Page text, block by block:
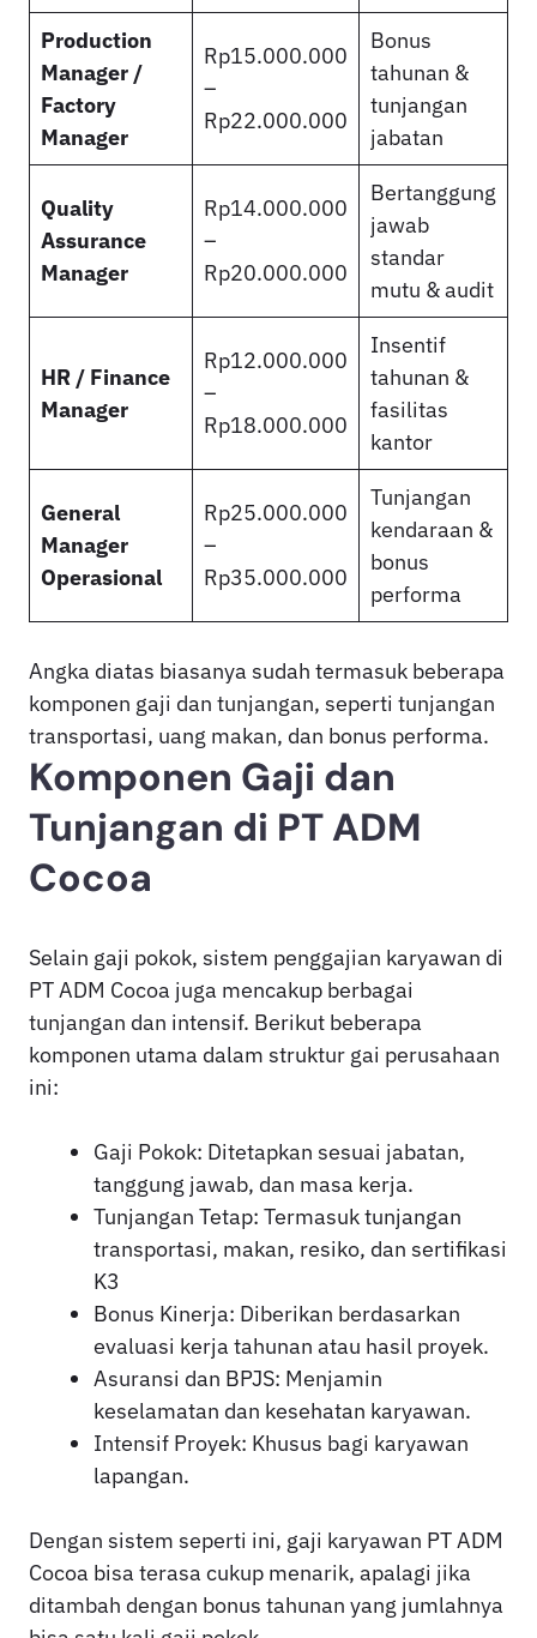
Production
Manager /
Factory
Manager
Rp15.000.000
–
Rp22.000.000
Bonus
tahunan &
tunjangan
jabatan
Quality
Assurance
Manager
Rp14.000.000
–
Rp20.000.000
Bertanggung
jawab
standar
mutu & audit
HR / Finance
Manager
Rp12.000.000
–
Rp18.000.000
Insentif
tahunan &
fasilitas
kantor
General
Manager
Operasional
Rp25.000.000
–
Rp35.000.000
Tunjangan
kendaraan &
bonus
performa
Angka diatas biasanya sudah termasuk beberapa
komponen gaji dan tunjangan, seperti tunjangan
transportasi, uang makan, dan bonus performa.
Komponen Gaji dan
Tunjangan di PT ADM
Cocoa
Selain gaji pokok, sistem penggajian karyawan di
PT ADM Cocoa juga mencakup berbagai
tunjangan dan intensif. Berikut beberapa
komponen utama dalam struktur gai perusahaan
ini:
Gaji Pokok: Ditetapkan sesuai jabatan,
tanggung jawab, dan masa kerja.
Tunjangan Tetap: Termasuk tunjangan
transportasi, makan, resiko, dan sertifikasi
K3
Bonus Kinerja: Diberikan berdasarkan
evaluasi kerja tahunan atau hasil proyek.
Asuransi dan BPJS: Menjamin
keselamatan dan kesehatan karyawan.
Intensif Proyek: Khusus bagi karyawan
lapangan.
Dengan sistem seperti ini, gaji karyawan PT ADM
Cocoa bisa terasa cukup menarik, apalagi jika
ditambah dengan bonus tahunan yang jumlahnya